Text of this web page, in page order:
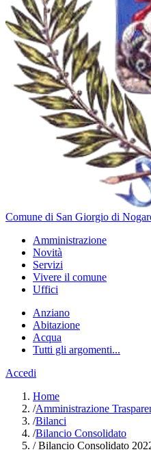
Comune di San Giorgio di
Amministrazione
Novità
Servizi
Vivere il comune
Uffici
Anziano
Abitazione
Acqua
Tutti gli argomenti...
Accedi
Home
/Amministrazione
/Bilanci
/Bilancio Consolidato
/Bilancio Consolidato